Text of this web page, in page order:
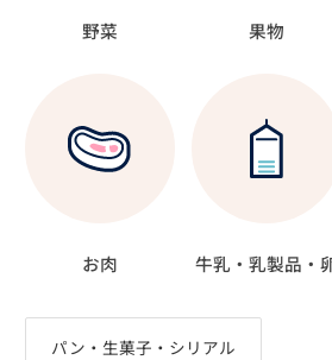
野菜 果物
お肉 牛乳・乳製品・
パン・生菓子・シリアル